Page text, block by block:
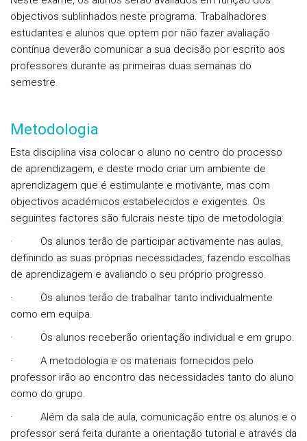
objectivos sublinhados neste programa. Trabalhadores
estudantes e alunos que optem por não fazer avaliação
contínua deverão comunicar a sua decisão por escrito aos
professores durante as primeiras duas semanas do
semestre.
Metodologia
Esta disciplina visa colocar o aluno no centro do processo
de aprendizagem, e deste modo criar um ambiente de
aprendizagem que é estimulante e motivante, mas com
objectivos académicos estabelecidos e exigentes. Os
seguintes factores são fulcrais neste tipo de metodologia:
·
Os alunos terão de participar activamente nas aulas,
definindo as suas próprias necessidades, fazendo escolhas
de aprendizagem e avaliando o seu próprio progresso.
·
Os alunos terão de trabalhar tanto individualmente
como em equipa.
·
Os alunos receberão orientação individual e em grupo.
·
A metodologia e os materiais fornecidos pelo
professor irão ao encontro das necessidades tanto do aluno
como do grupo.
·
Além da sala de aula, comunicação entre os alunos e o
professor será feita durante a orientação tutorial e através da